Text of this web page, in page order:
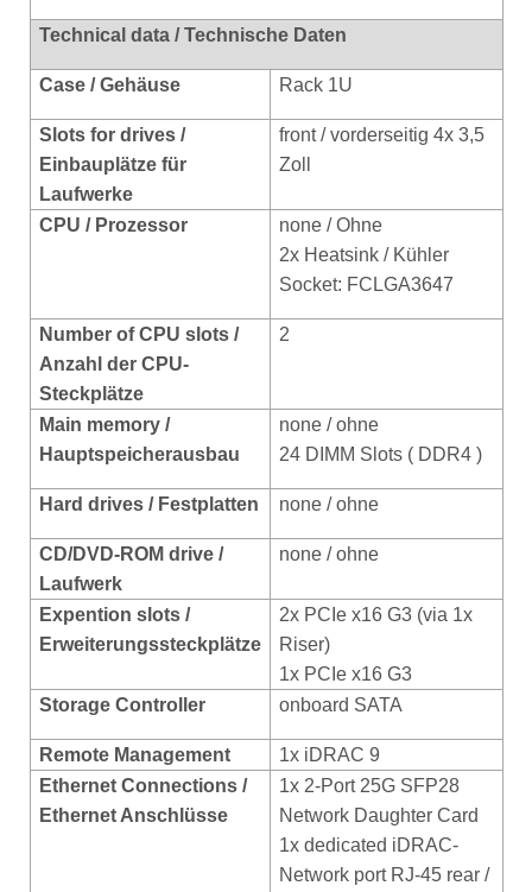
Technical data / Technische Daten
Case / Gehäuse Rack 1U
Slots for drives /
Einbauplätze für
Laufwerke
front / vorderseitig 4x 3,5
Zoll
CPU / Prozessor
none / Ohne
2x Heatsink / Kühler
Socket: FCLGA3647
Number of CPU slots /
Anzahl der CPU-
Steckplätze
2
Main memory /
Hauptspeicherausbau
none / ohne
24 DIMM Slots ( DDR4 )
Hard drives / Festplatten none / ohne
CD/DVD-ROM drive /
Laufwerk
none / ohne
Expention slots /
Erweiterungssteckplätze
2x PCIe x16 G3 (via 1x
Riser)
1x PCIe x16 G3
Storage Controller
onboard SATA
Remote Management
1x iDRAC 9
Ethernet Connections /
Ethernet Anschlüsse
1x 2-Port 25G SFP28
Network Daughter Card
1x dedicated iDRAC-
Network port RJ-45 rear /